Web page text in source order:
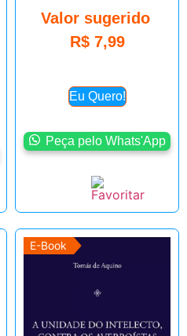
Valor sugerido
R$7,99
Eu Quero!
Peça pelo Whats'App
E-Book